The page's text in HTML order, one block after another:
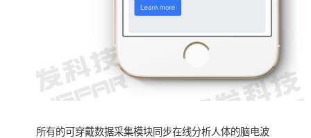
所有的可穿戴数据采集模块同步在线分析人体的脑电波